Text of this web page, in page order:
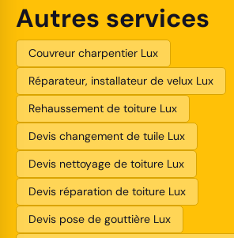
Autres services
Couvreur charpentier Lux
Réparateur, installateur de velux Lux
Rehaussement de toiture Lux
Devis changement de tuile Lux
Devis nettoyage de toiture Lux
Devis réparation de toiture Lux
Devis pose de gouttière Lux